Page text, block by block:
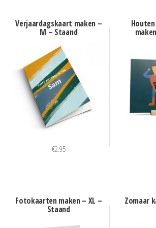
Verjaardagskaart maken –
M – Staand
€2.95
Fotokaarten maken – XL –
Staand
Zomaar